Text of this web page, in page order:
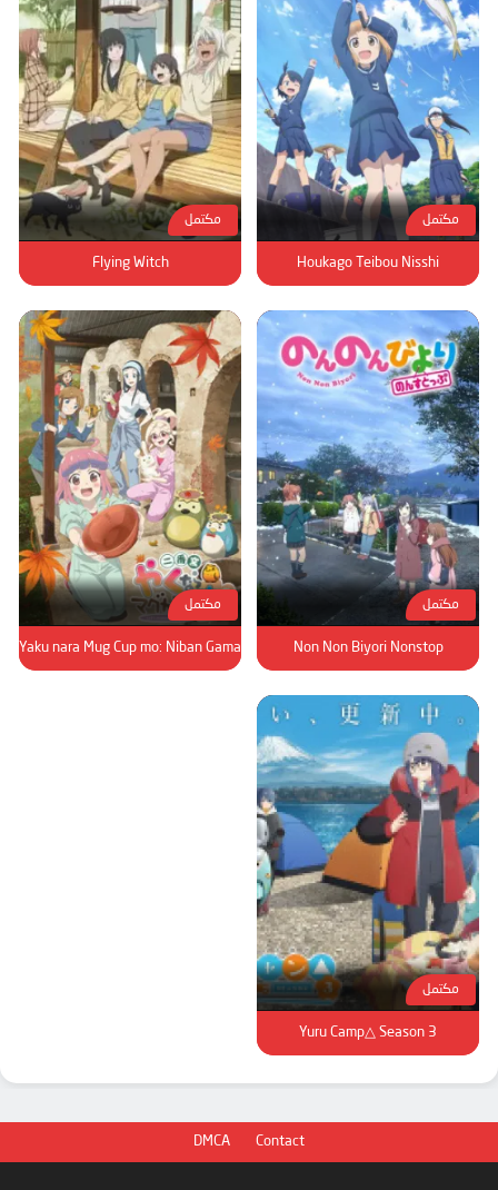
مكتمل
Houkago Teibou Nisshi
مكتمل
Flying Witch
مكتمل
Non Non Biyori Nonstop
مكتمل
Yaku nara Mug Cup mo: Niban Gama
مكتمل
Yuru Camp△ Season 3
DMCA Contact